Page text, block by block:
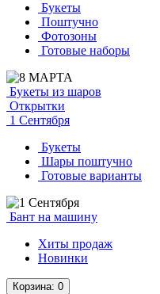
Букеты
Поштучно
Фотозоны
Готовые наборы
Букеты из шаров
Открытки
1 Сентября
Букеты
Шары поштучно
Готовые варианты
Бант на машину
Хиты продаж
Новинки
Корзина: 0